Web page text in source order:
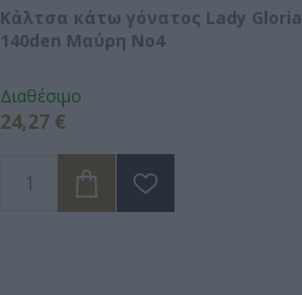
Κάλτσα κάτω γόνατος Lady Gloria
140den Μαύρη No4
Διαθέσιμο
24,27 €